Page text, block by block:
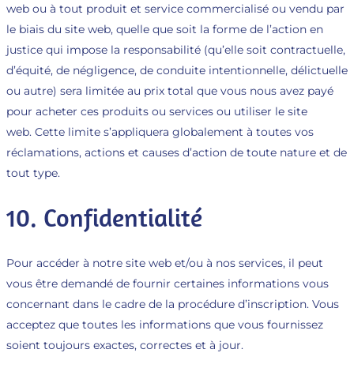
web ou à tout produit et service commercialisé ou vendu par
le biais du site web, quelle que soit la forme de l’action en
justice qui impose la responsabilité (qu’elle soit contractuelle,
d’équité, de négligence, de conduite intentionnelle, délictuelle
ou autre) sera limitée au prix total que vous nous avez payé
pour acheter ces produits ou services ou utiliser le site
web. Cette limite s’appliquera globalement à toutes vos
réclamations, actions et causes d’action de toute nature et de
tout type.
10. Confidentialité
Pour accéder à notre site web et/ou à nos services, il peut
vous être demandé de fournir certaines informations vous
concernant dans le cadre de la procédure d’inscription. Vous
acceptez que toutes les informations que vous fournissez
soient toujours exactes, correctes et à jour.